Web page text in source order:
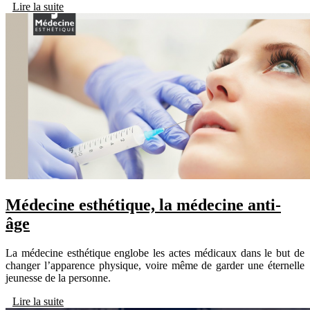
Lire la suite
Médecine esthétique, la médecine anti-
âge
La médecine esthétique englobe les actes médicaux dans le but de
changer l’apparence physique, voire même de garder une éternelle
jeunesse de la personne.
Lire la suite